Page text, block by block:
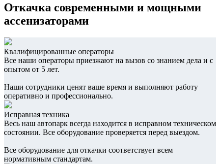
Откачка современными и мощными
ассенизаторами
Квалифицированные операторы
Все наши операторы приезжают на вызов со знанием дела и с
опытом от 5 лет.
Наши сотрудники ценят ваше время и выполняют работу
оперативно и профессионально.
Исправная техника
Весь наш автопарк всегда находится в исправном техническом
состоянии. Все оборудование проверяется перед выездом.
Все оборудование для откачки соответствует всем
нормативным стандартам.